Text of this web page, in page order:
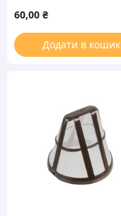
60,00 ₴
Додати в кошик